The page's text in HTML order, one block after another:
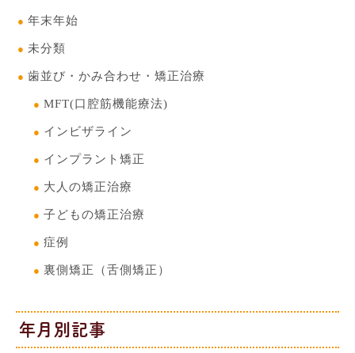
年末年始
未分類
歯並び・かみ合わせ・矯正治療
MFT(口腔筋機能療法)
インビザライン
インプラント矯正
大人の矯正治療
子どもの矯正治療
症例
裏側矯正（舌側矯正）
年月別記事